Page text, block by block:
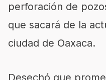
perforación de
que sacará de la
ciudad de Oaxaca.
Desechó que